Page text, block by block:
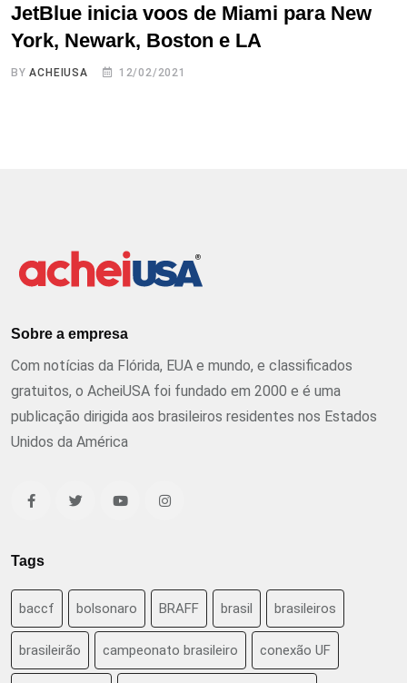
JetBlue inicia voos de Miami para New
York, Newark, Boston e LA
BYACHEIUSA 12/02/2021
Sobre a empresa
Com notícias da Flórida, EUA e mundo, e classificados
gratuitos, o AcheiUSA foi fundado em 2000 e é uma
publicação dirigida aos brasileiros residentes nos Estados
Unidos da América
Tags
baccf bolsonaro BRAFF brasil brasileiros
brasileirão campeonato brasileiro conexão UF